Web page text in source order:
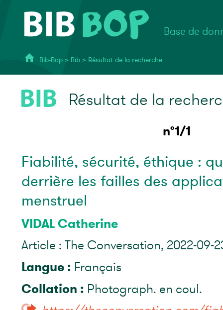
Base de
Bib-Bop > Bib > Résultat de la recherche
Résultat de la
n°1/1
Fiabilité, sécurité, éthique :
derrière les failles des
menstruel
VIDAL Catherine
Article : The Conversation, 2022-09-
Langue : Français
Collation : Photograph. en coul.